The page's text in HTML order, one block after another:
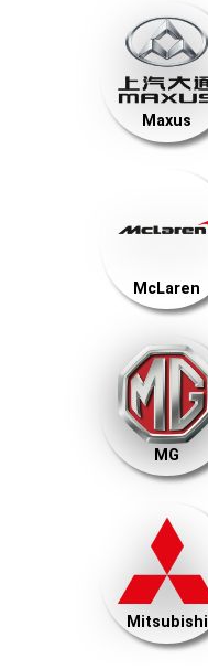
Maxus
McLaren
MG
Mitsubishi